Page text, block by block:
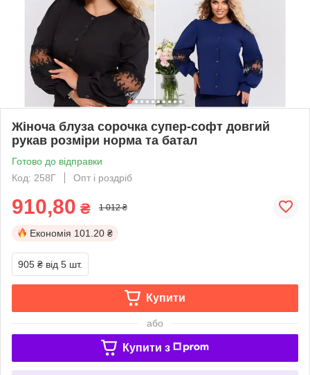
Жіноча блуза сорочка супер-софт довгий
рукав розміри норма та батал
Готово до відправки
Код: 258Г
Опт і роздріб
910,80 ₴ 1 012 ₴
Економія 101.20 ₴
905 ₴ від 5 шт.
Купити
або
Купити з